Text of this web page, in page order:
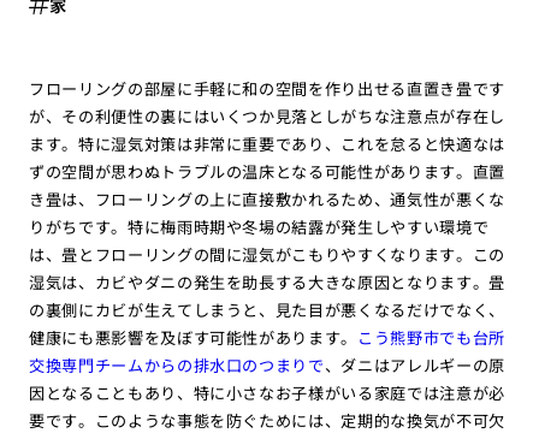
フローリングの部屋に手軽に和の空間を作り出せる直置き畳です
が、その利便性の裏にはいくつか見落としがちな注意点が存在し
ます。特に湿気対策は非常に重要であり、これを怠ると快適なは
ずの空間が思わぬトラブルの温床となる可能性があります。直置
き畳は、フローリングの上に直接敷かれるため、通気性が悪くな
りがちです。特に梅雨時期や冬場の結露が発生しやすい環境で
は、畳とフローリングの間に湿気がこもりやすくなります。この
湿気は、カビやダニの発生を助長する大きな原因となります。畳
の裏側にカビが生えてしまうと、見た目が悪くなるだけでなく、
健康にも悪影響を及ぼす可能性があります。 こう熊野市でも台所
交換専門チームからの排水口のつまりで、ダニはアレルギーの原
因となることもあり、特に小さなお子様がいる家庭では注意が必
要です。このような事態を防ぐためには、定期的な換気が不可欠